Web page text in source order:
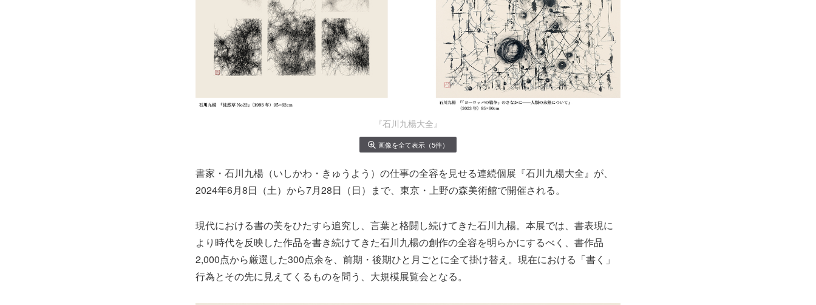
『石川九楊大全』
画像を全て表示（5件）
書家・石川九楊（いしかわ・きゅうよう）の仕事の全容を見せる連続個展『石川九楊大全』が、
2024年6月8日（土）から7月28日（日）まで、東京・上野の森美術館で開催される。
現代における書の美をひたすら追究し、言葉と格闘し続けてきた石川九楊。本展では、書表現に
より時代を反映した作品を書き続けてきた石川九楊の創作の全容を明らかにするべく、書作品
2,000点から厳選した300点余を、前期・後期ひと月ごとに全て掛け替え。現在における「書く」
行為とその先に見えてくるものを問う、大規模展覧会となる。